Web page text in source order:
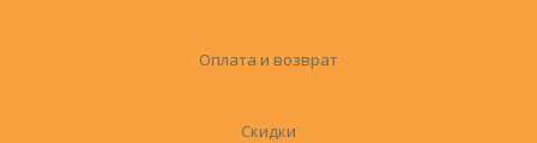
Оплата и возврат
Скидки